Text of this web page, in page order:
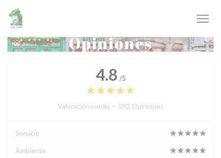
Personalización de sus opciones de cookies
Opiniones
4.8 /5
Valoración media — 582 Opiniones
Servicio
Ambiente